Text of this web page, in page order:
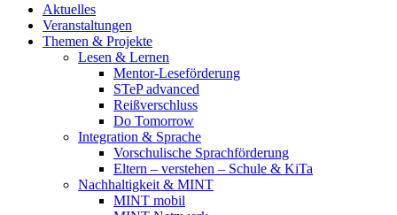
Aktuelles
Veranstaltungen
Themen & Projekte
Lesen & Lernen
Mentor-Leseförderung
STeP advanced
Reißverschluss
Do Tomorrow
Integration & Sprache
Vorschulische Sprachförderung
Eltern – verstehen – Schule & KiTa
Nachhaltigkeit & MINT
MINT mobil